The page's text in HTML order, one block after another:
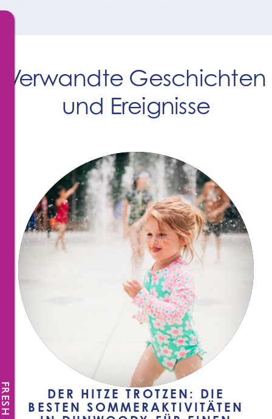
Verwandte Geschichten
und Ereignisse
DER HITZE TROTZEN: DIE
BESTEN SOMMERAKTIVITÄTEN